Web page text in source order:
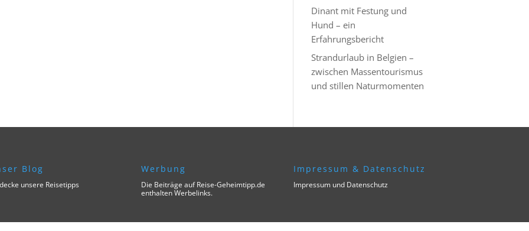
Dinant mit Festung und
Hund – ein
Erfahrungsbericht
Strandurlaub in Belgien –
zwischen Massentourismus
und stillen Naturmomenten
Blog
unsere Reisetipps
Werbung
Die Beiträge auf Reise-Geheimtipp.de
enthalten Werbelinks.
Impressum & Datenschutz
Impressum und Datenschutz